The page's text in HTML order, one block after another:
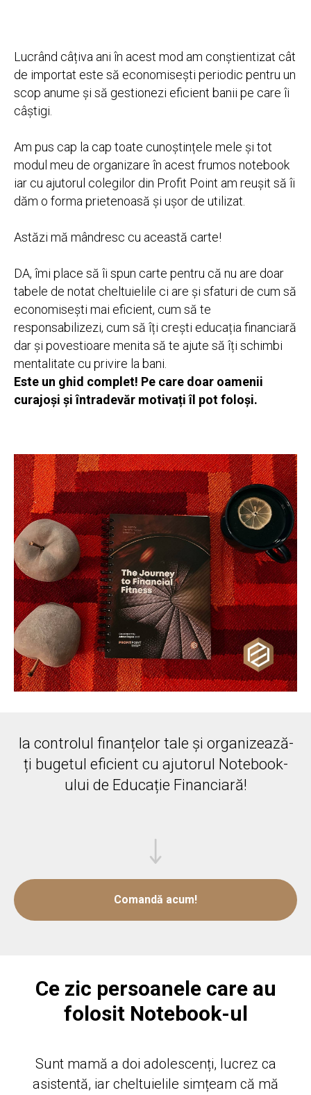
Lucrând câțiva ani în acest mod am conștientizat cât
de importat este să economisești periodic pentru un
scop anume și să gestionezi eficient banii pe care îi
câștigi.
Am pus cap la cap toate cunoștințele mele și tot
modul meu de organizare în acest frumos notebook
iar cu ajutorul colegilor din Profit Point am reușit să îi
dăm o forma prietenoasă și ușor de utilizat.
Astăzi mă mândresc cu această carte!
DA, îmi place să îi spun carte pentru că nu are doar
tabele de notat cheltuielile ci are și sfaturi de cum să
economisești mai eficient, cum să te
responsabilizezi, cum să îți crești educația financiară
dar și povestioare menita să te ajute să îți schimbi
mentalitate cu privire la bani.
Este un ghid complet! Pe care doar oamenii
curajoși și întradevăr motivați îl pot foloși.
Ia controlul finanțelor tale și organizează-
ți bugetul eficient cu ajutorul Notebook-
ului de Educație Financiară!
Comandă acum!
Ce zic persoanele care au
folosit Notebook-ul
Sunt mamă a doi adolescenți, lucrez ca
asistentă, iar cheltuielile simțeam că mă